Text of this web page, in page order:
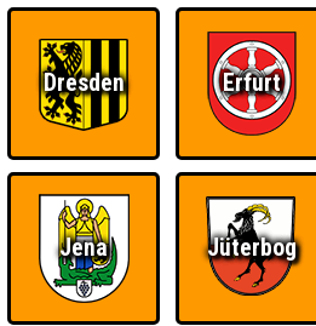
Dresden Erfurt
Jena Jüterbog